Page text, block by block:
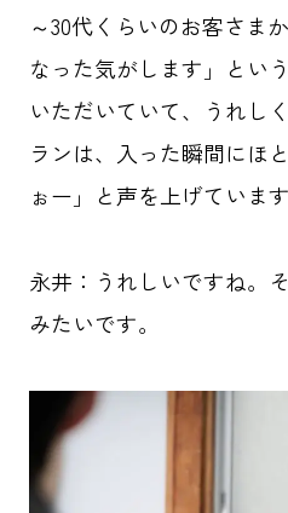
～30代くらいのお客さま
なった気がします」とい
いただいていて、うれし
ランは、入った瞬間にほ
ぉー」と声を上げています
永井： うれしいですね。
みたいです。